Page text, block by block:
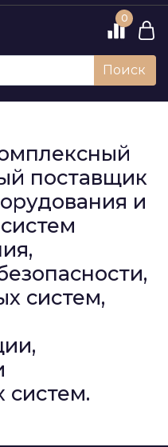
0
Поиск
поставщик
и
систем,
систем.